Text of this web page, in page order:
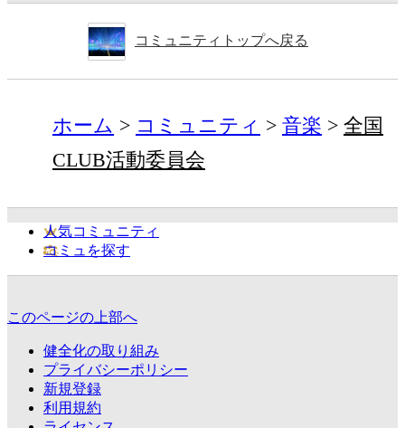
コミュニティトップへ戻る
ホーム コミュニティ 音楽
全国
CLUB活動委員会
人気コミュニティ
コミュを探す
このページの上部へ
健全化の取り組み
プライバシーポリシー
新規登録
利用規約